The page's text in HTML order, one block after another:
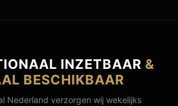
INZETBAAR &
BESCHIKBAAR
Nederland verzorgen wij wekelijks